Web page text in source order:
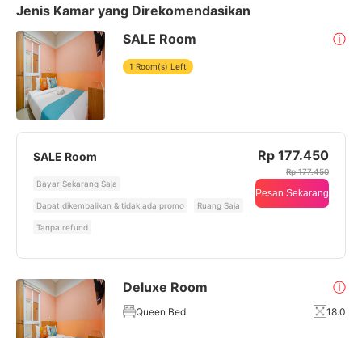
Jenis Kamar yang Direkomendasikan
SALE Room
ⓘ
1 Room(s) Left
SALE Room
Bayar Sekarang Saja
Dapat dikembalikan & tidak ada promo Ruang Saja
Tanpa refund
Rp 177.450
Rp 177.450
Pesan Sekarang
Deluxe Room ⓘ
Queen Bed 18.0